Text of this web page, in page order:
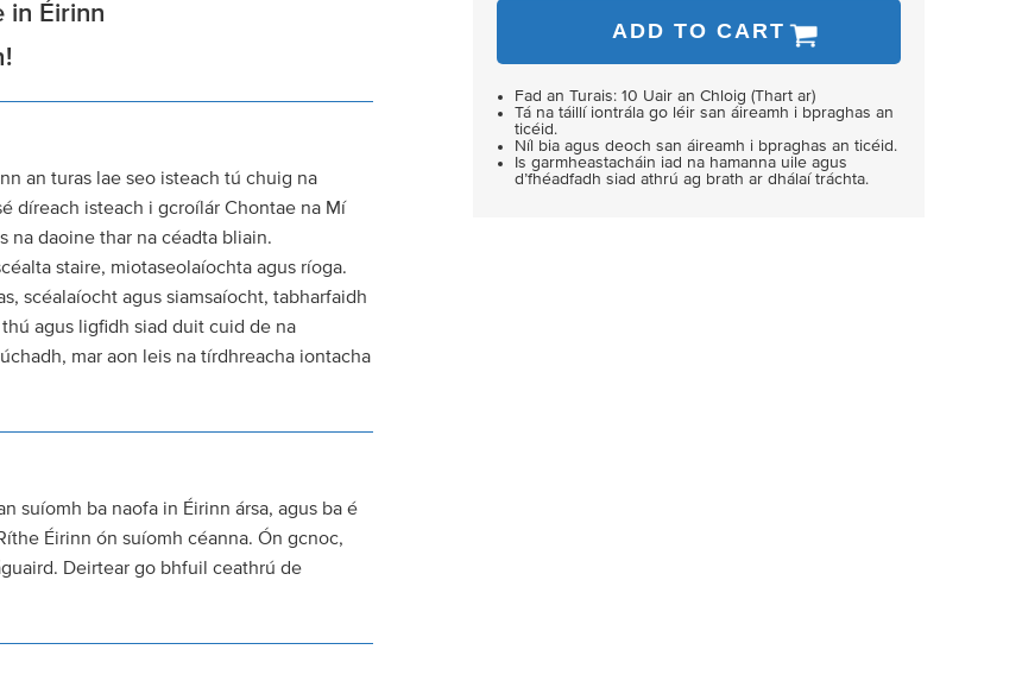
in Éirinn
an turas lae seo isteach tú chuig na
díreach isteach i gcroílár Chontae na Mí
na daoine thar na céadta bliain.
staire, miotaseolaíochta agus ríoga.
scéalaíocht agus siamsaíocht, tabharfaidh
agus ligfidh siad duit cuid de na
mar aon leis na tírdhreacha iontacha
suíomh ba naofa in Éirinn ársa, agus ba é
Éirinn ón suíomh céanna. Ón gcnoc,
Deirtear go bhfuil ceathrú de
ADD TO CART
Fad an Turais: 10 Uair an Chloig (Thart ar)
Tá na táillí iontrála go léir san áireamh i bpraghas an
ticéid.
Níl bia agus deoch san áireamh i bpraghas an ticéid.
Is garmheastacháin iad na hamanna uile agus
d’fhéadfadh siad athrú ag brath ar dhálaí tráchta.